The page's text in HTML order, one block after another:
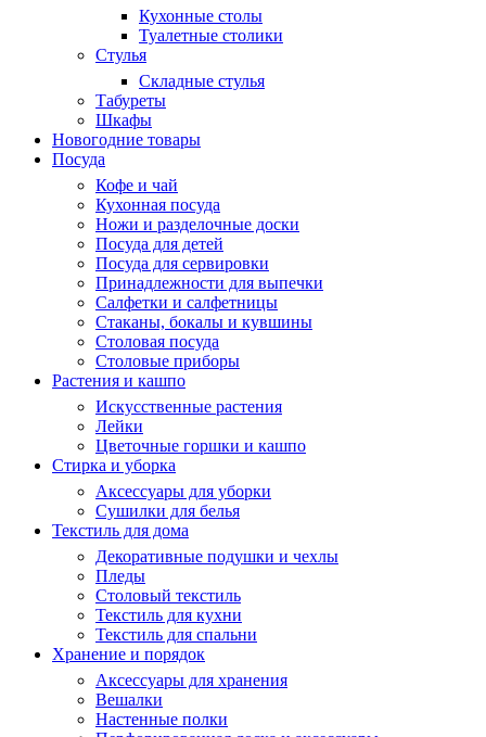
Кухонные столы
Туалетные столики
Стулья
Складные стулья
Табуреты
Шкафы
Новогодние товары
Посуда
Кофе и чай
Кухонная посуда
Ножи и разделочные доски
Посуда для детей
Посуда для сервировки
Принадлежности для выпечки
Салфетки и салфетницы
Стаканы, бокалы и кувшины
Столовая посуда
Столовые приборы
Растения и кашпо
Искусственные растения
Лейки
Цветочные горшки и кашпо
Стирка и уборка
Аксессуары для уборки
Сушилки для белья
Текстиль для дома
Декоративные подушки и чехлы
Пледы
Столовый текстиль
Текстиль для кухни
Текстиль для спальни
Хранение и порядок
Аксессуары для хранения
Вешалки
Настенные полки